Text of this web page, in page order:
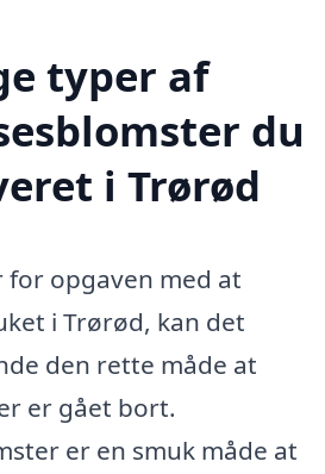
typer af
du
i Trørød
for opgaven med at
i Trørød, kan det
den rette måde at
er gået bort.
er en smuk måde at